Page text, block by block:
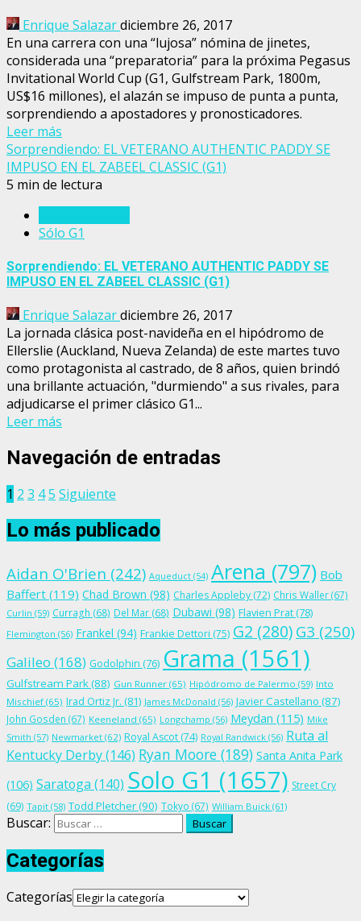
Enrique Salazardiciembre 26, 2017
En una carrera con una “lujosa” nómina de jinetes,
considerada una “preparatoria” para la próxima Pegasus
Invitational World Cup (G1, Gulfstream Park, 1800m,
US$16 millones), el alazán se impuso de punta a punta,
sorprendiendo a apostadores y pronosticadores.
Leer más
Sorprendiendo: EL VETERANO AUTHENTIC PADDY SE
IMPUSO EN EL ZABEEL CLASSIC (G1)
5 min de lectura
Sólo G1
Sorprendiendo: EL VETERANO AUTHENTIC PADDY SE
IMPUSO EN EL ZABEEL CLASSIC (G1)
Enrique Salazardiciembre 26, 2017
La jornada clásica post-navideña en el hipódromo de
Ellerslie (Auckland, Nueva Zelanda) de este martes tuvo
como protagonista al castrado, de 8 años, quien brindó
una brillante actuación, "durmiendo" a sus rivales, para
adjudicarse el primer clásico G1...
Leer más
Navegación de entradas
1 2 3 45 Siguiente
Lo más publicado
Aidan O'Brien (242) Aqueduct (54) Arena (797) Bob
Baffert (119) Chad Brown (98) Charles Appleby (72) Chris Waller(67)
Curlin (59) Curragh (68) Del Mar (68) Dubawi (98) Flavien Prat (78)
Flemington (56) Frankel (94) Frankie Dettori (75) G2 (280)G3 (250)
Galileo (168) Godolphin (76) Grama (1561)
Gulfstream Park(88) Gun Runner (65) Hipódromo de Palermo (59) Into
Mischief (65) Irad Ortiz Jr. (81) James McDonald (56) Javier Castellano (87)
John Gosden (67) Keeneland (65) Longchamp (56) Meydan (115) Mike
Smith (57) Newmarket (62) Royal Ascot (74) Royal Randwick (56) Ruta al
Kentucky Derby(146) Ryan Moore (189) Santa Anita Park
(106) Saratoga (140) Solo G1 (1657) Street Cry
(69) Tapit (58) Todd Pletcher(90) Tokyo (67) William Buick (61)
Buscar:
Categorías
Categorías